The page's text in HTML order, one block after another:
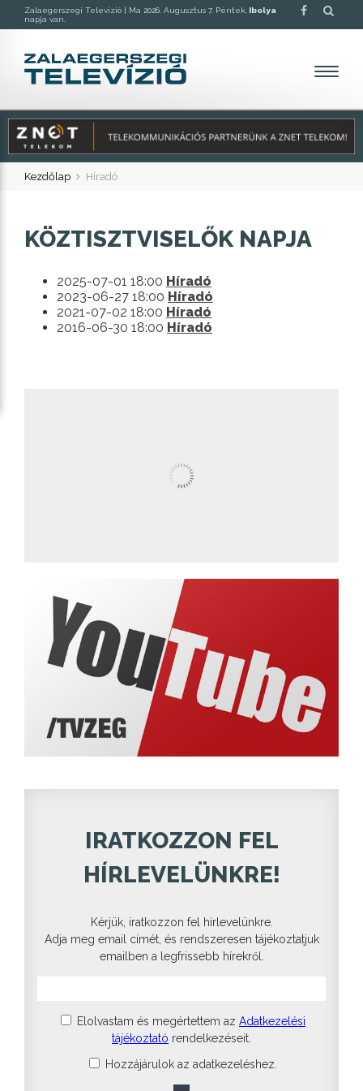
Zalaegerszegi Televízió | Ma 2026. Augusztus 7. Péntek, Ibolya
napja van.
Kezdőlap Híradó
KÖZTISZTVISELŐK NAPJA
2025-07-01 18:00 Híradó
2023-06-27 18:00 Híradó
2021-07-02 18:00 Híradó
2016-06-30 18:00 Híradó
IRATKOZZON FEL
HÍRLEVELÜNKRE!
Kérjük, iratkozzon fel hírlevelünkre.
Adja meg email címét, és rendszeresen tájékoztatjuk
emailben a legfrissebb hírekről.
Elolvastam és megértettem az Adatkezelési
tájékoztató rendelkezéseit.
Hozzájárulok az adatkezeléshez.